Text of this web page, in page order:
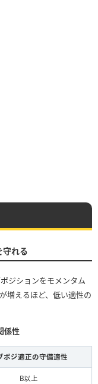
守れる
ジションをモメンタム
増えるほど、低い適性の
係性
ポジ適正の守備適性
B以上